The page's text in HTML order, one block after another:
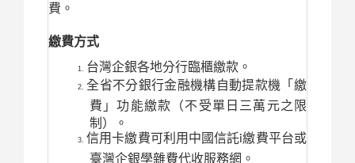
費。
繳費方式
台灣企銀各地分行臨櫃繳款。
全省不分銀行金融機構自動提款機「繳
費」功能繳款（不受單日三萬元之限
制）。
信用卡繳費可利用中國信託i繳費平台或
臺灣企銀學雜費代收服務網。